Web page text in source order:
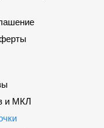
и МКЛ